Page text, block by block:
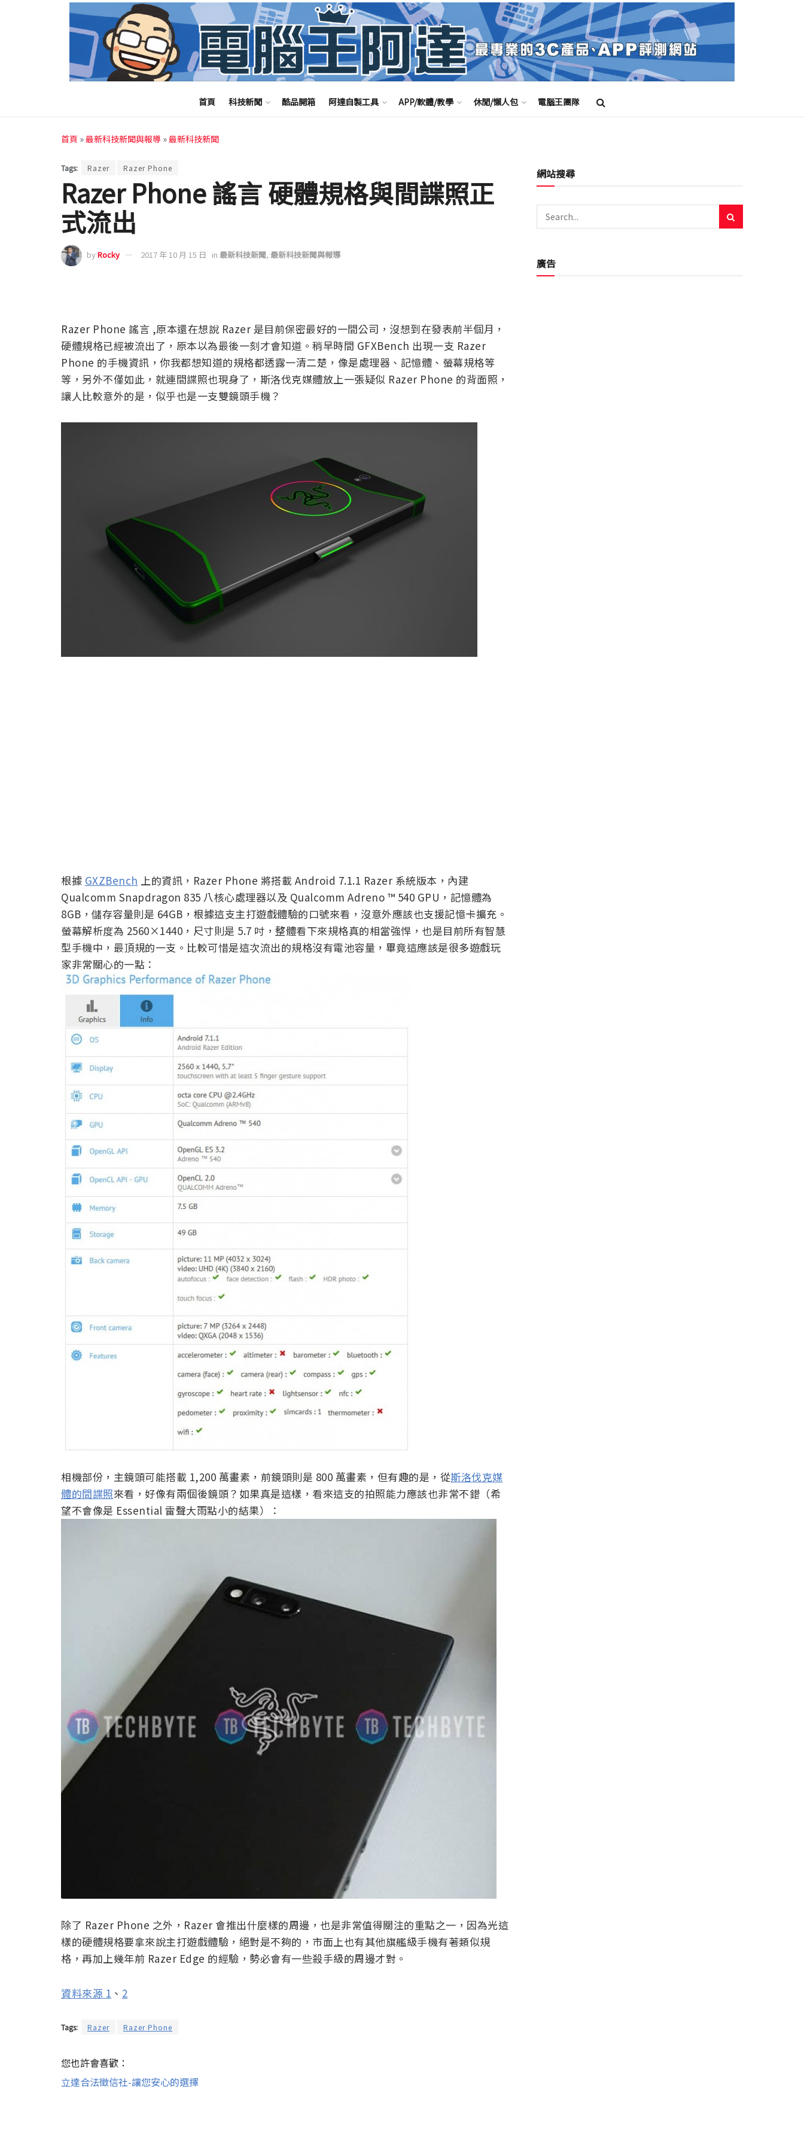
首頁 科技新聞 酷品開箱 阿達自製工具 APP/軟體/教學 休閒/懶人包 電腦王團隊
首頁 »最新科技新聞與報導 »最新科技新聞
Tags: Razer Razer Phone
Razer Phone 謠言 硬體規格與間諜照正
式流出
byRocky 2017 年 10 月 15 日 in 最新科技新聞, 最新科技新聞與報導
Razer Phone 謠言 ,原本還在想說 Razer 是目前保密最好的一間公司，沒想到在發表前半個月，
硬體規格已經被流出了，原本以為最後一刻才會知道。稍早時間 GFXBench 出現一支 Razer
Phone 的手機資訊，你我都想知道的規格都透露一清二楚，像是處理器、記憶體、螢幕規格等
等，另外不僅如此，就連間諜照也現身了，斯洛伐克媒體放上一張疑似 Razer Phone 的背面照，
讓人比較意外的是，似乎也是一支雙鏡頭手機？
根據 GXZBench 上的資訊，Razer Phone 將搭載 Android 7.1.1 Razer 系統版本，內建
Qualcomm Snapdragon 835 八核心處理器以及 Qualcomm Adreno ™ 540 GPU，記憶體為
8GB，儲存容量則是 64GB，根據這支主打遊戲體驗的口號來看，沒意外應該也支援記憶卡擴充。
螢幕解析度為 2560×1440，尺寸則是 5.7 吋，整體看下來規格真的相當強悍，也是目前所有智慧
型手機中，最頂規的一支。比較可惜是這次流出的規格沒有電池容量，畢竟這應該是很多遊戲玩
家非常關心的一點：
相機部份，主鏡頭可能搭載 1,200 萬畫素，前鏡頭則是 800 萬畫素，但有趣的是，從斯洛伐克媒
體的間諜照來看，好像有兩個後鏡頭？如果真是這樣，看來這支的拍照能力應該也非常不錯（希
望不會像是 Essential 雷聲大雨點小的結果）：
除了 Razer Phone 之外，Razer 會推出什麼樣的周邊，也是非常值得關注的重點之一，因為光這
樣的硬體規格要拿來說主打遊戲體驗，絕對是不夠的，市面上也有其他旗艦級手機有著類似規
格，再加上幾年前 Razer Edge 的經驗，勢必會有一些殺手級的周邊才對。
資料來源 1 、 2
Tags: Razer Razer Phone
您也許會喜歡：
立達合法徵信社-讓您安心的選擇
網站搜尋
廣告